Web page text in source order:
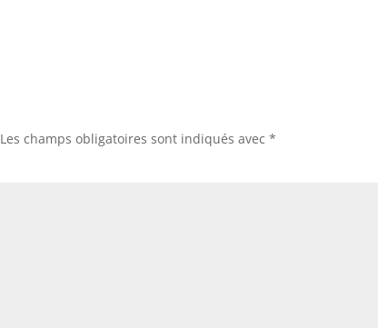
Les champs obligatoires sont indiqués avec*